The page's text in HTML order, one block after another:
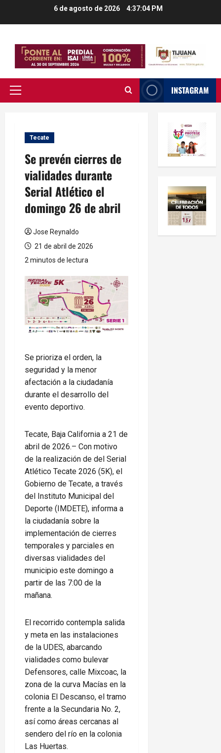
6 de agosto de 2026 4:37:05 PM
Menú
INSTAGRAM
Tecate
Se prevén cierres de
vialidades durante
Serial Atlético el
domingo 26 de abril
Jose Reynaldo
21 de abril de 2026
2 minutos de lectura
Se prioriza el orden, la
seguridad y la menor
afectación a la ciudadanía
durante el desarrollo del
evento deportivo.
Tecate, Baja California a 21 de
abril de 2026.– Con motivo
de la realización de del Serial
Atlético Tecate 2026 (5K), el
Gobierno de Tecate, a través
del Instituto Municipal del
Deporte (IMDETE), informa a
la ciudadanía sobre la
implementación de cierres
temporales y parciales en
diversas vialidades del
municipio este domingo a
partir de las 7:00 de la
mañana.
El recorrido contempla salida
y meta en las instalaciones
de la UDES, abarcando
vialidades como bulevar
Defensores, calle Mixcoac, la
zona de la curva Macías en la
colonia El Descanso, el tramo
frente a la Secundaria No. 2,
así como áreas cercanas al
sendero del río en la colonia
Las Huertas.